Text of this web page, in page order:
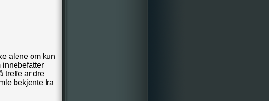
alene om kun
innebefatter
treffe andre
bekjente fra